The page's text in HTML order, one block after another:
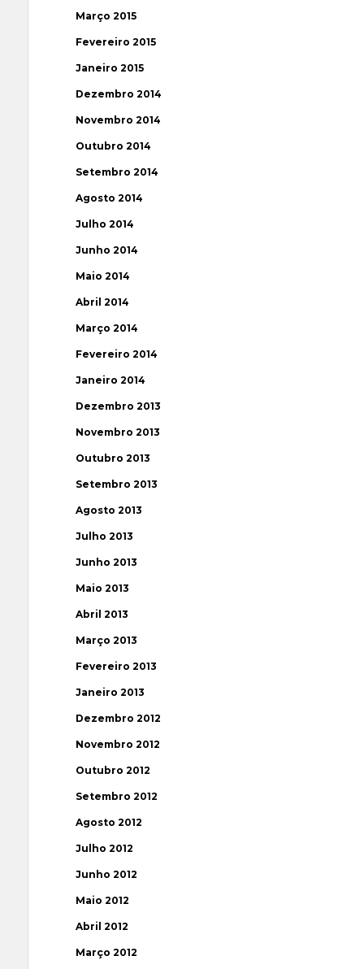
Março 2015
Fevereiro 2015
Janeiro 2015
Dezembro 2014
Novembro 2014
Outubro 2014
Setembro 2014
Agosto 2014
Julho 2014
Junho 2014
Maio 2014
Abril 2014
Março 2014
Fevereiro 2014
Janeiro 2014
Dezembro 2013
Novembro 2013
Outubro 2013
Setembro 2013
Agosto 2013
Julho 2013
Junho 2013
Maio 2013
Abril 2013
Março 2013
Fevereiro 2013
Janeiro 2013
Dezembro 2012
Novembro 2012
Outubro 2012
Setembro 2012
Agosto 2012
Julho 2012
Junho 2012
Maio 2012
Abril 2012
Março 2012